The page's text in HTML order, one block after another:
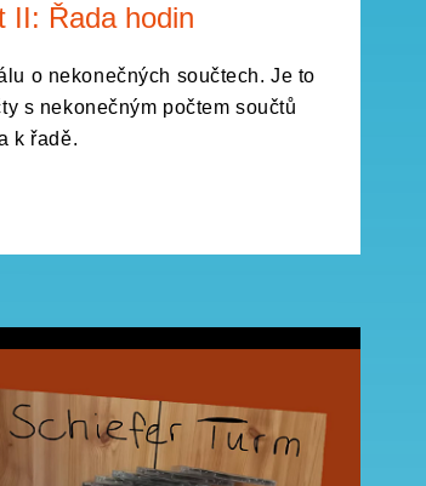
II: Řada hodin
o nekonečných součtech. Je to
s nekonečným počtem součtů
k řadě.